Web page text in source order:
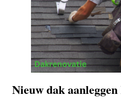
Nieuw dak